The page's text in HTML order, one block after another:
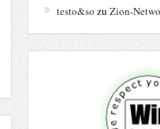
testo&so zu Zion-